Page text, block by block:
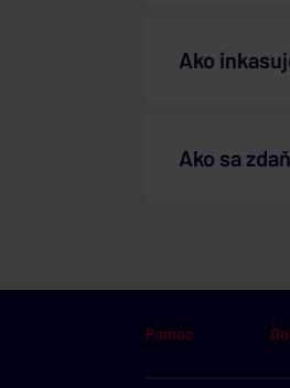
Ako
Ako sa
Pomoc